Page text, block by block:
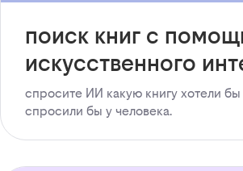
поиск книг с
искусственного
спросите ИИ какую книгу хотели бы
спросили бы у человека.